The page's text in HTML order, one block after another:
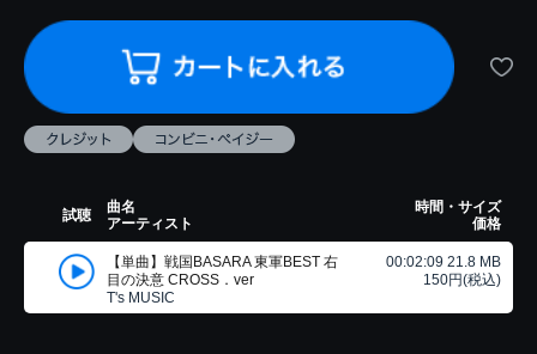
試聴
曲名
アーティスト
時間・サイズ
価格
【単曲】戦国BASARA 東軍BEST 右
目の決意 CROSS．ver
T's MUSIC
00:02:09 21.8 MB
150円(税込)